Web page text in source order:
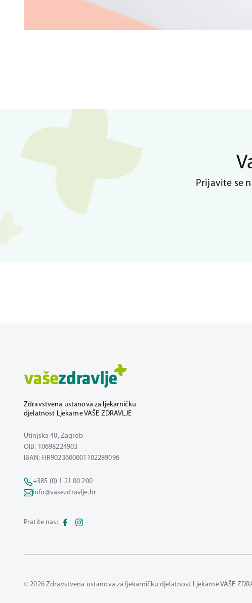
Prijavite se
Zdravstvena ustanova za ljekarničku
djelatnost Ljekarne VAŠE ZDRAVLJE
Utinjska 40, Zagreb
OIB: 10698224903
IBAN: HR9023600001102289096
+385 (0) 1 21 00 200
info@vasezdravlje.hr
Pratite nas:
© 2026 Zdravstvena ustanova za ljekarničku djelatnost Ljekarne VAŠE